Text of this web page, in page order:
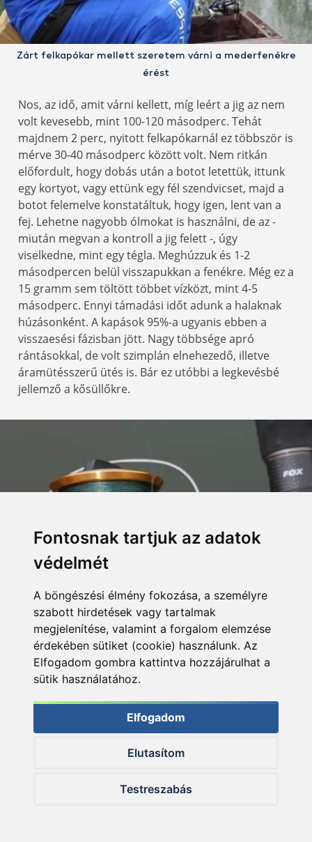
Fontosnak tartjuk az adatok
védelmét
A böngészési élmény fokozása, a személyre
szabott hirdetések vagy tartalmak
megjelenítése, valamint a forgalom elemzése
érdekében sütiket (cookie) használunk. Az
Elfogadom gombra kattintva hozzájárulhat a
sütik használatához.
Elfogadom
Elutasítom
Testreszabás
Zárt felkapókar mellett szeretem várni a mederfenékre
érést
Nos, az idő, amit várni kellett, míg leért a jig az nem
volt kevesebb, mint 100-120 másodperc. Tehát
majdnem 2 perc, nyitott felkapókarnál ez többször is
mérve 30-40 másodperc között volt. Nem ritkán
előfordult, hogy dobás után a botot letettük, ittunk
egy kortyot, vagy ettünk egy fél szendvicset, majd a
botot felemelve konstatáltuk, hogy igen, lent van a
fej. Lehetne nagyobb ólmokat is használni, de az -
miután megvan a kontroll a jig felett -, úgy
viselkedne, mint egy tégla. Meghúzzuk és 1-2
másodpercen belül visszapukkan a fenékre. Még ez a
15 gramm sem töltött többet vízközt, mint 4-5
másodperc. Ennyi támadási időt adunk a halaknak
húzásonként. A kapások 95%-a ugyanis ebben a
visszaesési fázisban jött. Nagy többsége apró
rántásokkal, de volt szimplán elnehezedő, illetve
áramütésszerű ütés is. Bár ez utóbbi a legkevésbé
jellemző a kősüllőkre.
A nyitott felkapókarral való csali-leengedés gyorsabb, de
én a zártat jobban kedvelem, vagy a kettő kombinációját,
tehát pár másodpercig nyitva, aztán becsukni és úgy várni a
leérést
hamar sikerült kiegyenlítenem, hiszen 3 dobás 3 hal!
Ennél jobb átlagot nem lehet összehozni.